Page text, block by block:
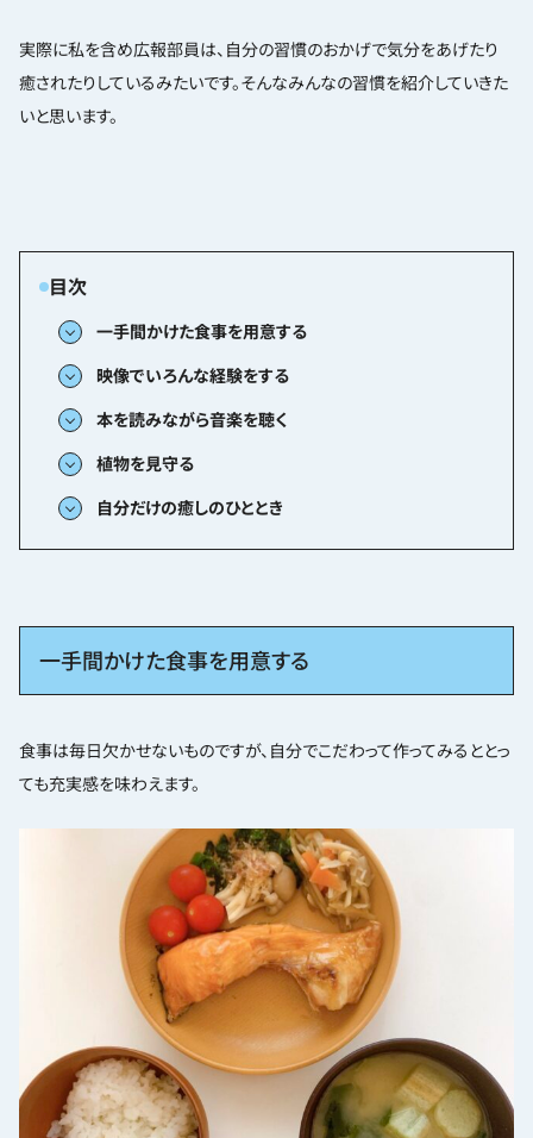
実際に私を含め広報部員は、自分の習慣のおかげで気分をあげたり
癒されたりしているみたいです。そんなみんなの習慣を紹介していきた
いと思います。
一手間かけた食事を用意する
映像でいろんな経験をする
本を読みながら音楽を聴く
植物を見守る
自分だけの癒しのひととき
一手間かけた食事を用意する
食事は毎日欠かせないものですが、自分でこだわって作ってみるととっ
ても充実感を味わえます。